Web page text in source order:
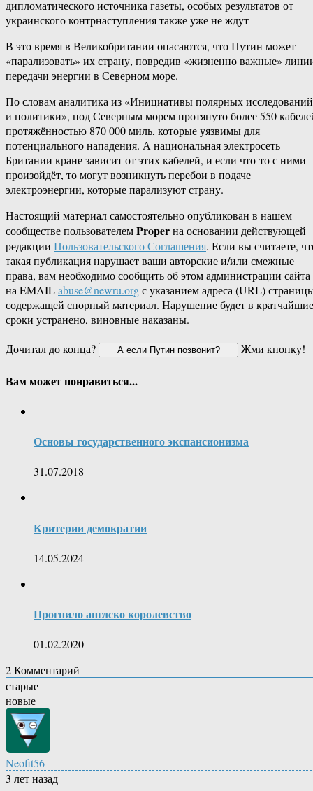
дипломатического источника газеты, особых результатов от
украинского контрнаступления также уже не ждут
В это время в Великобритании опасаются, что Путин может
«парализовать» их страну, повредив «жизненно важные»
передачи энергии в Северном море.
По словам аналитика из «Инициативы полярных исследований
и политики», под Северным морем протянуто более 550
протяжённостью 870 000 миль, которые уязвимы для
потенциального нападения. А национальная электросеть
Британии кране зависит от этих кабелей, и если что-то с ними
произойдёт, то могут возникнуть перебои в подаче
электроэнергии, которые парализуют страну.
Настоящий материал самостоятельно опубликован в нашем
сообществе пользователемProperна основании действующей
редакции Пользовательского Соглашения. Если вы считаете,
такая публикация нарушает ваши авторские и/или смежные
права, вам необходимо сообщить об этом администрации сайта
на EMAILabuse@newru.orgс указанием адреса (URL)
содержащей спорный материал. Нарушение будет в кратчайшие
сроки устранено, виновные наказаны.
Дочитал до конца?
Жми кнопку!
Вам может понравиться...
Основы государственного экспансионизма
31.07.2018
Критерии демократии
14.05.2024
Прогнило англско королевство
01.02.2020
2Комментарий
старые
новые
Neofit56
3 лет назад